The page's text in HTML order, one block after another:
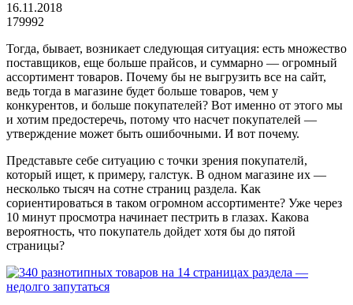
16.11.2018
179992
Тогда, бывает, возникает следующая ситуация: есть множество
поставщиков, еще больше прайсов, и суммарно — огромный
ассортимент товаров. Почему бы не выгрузить все на сайт,
ведь тогда в магазине будет больше товаров, чем у
конкурентов, и больше покупателей? Вот именно от этого мы
и хотим предостеречь, потому что насчет покупателей —
утверждение может быть ошибочными. И вот почему.
Представьте себе ситуацию с точки зрения покупателй,
который ищет, к примеру, галстук. В одном магазине их —
несколько тысяч на сотне страниц раздела. Как
сориентироваться в таком огромном ассортименте? Уже через
10 минут просмотра начинает пестрить в глазах. Какова
вероятность, что покупатель дойдет хотя бы до пятой
страницы?